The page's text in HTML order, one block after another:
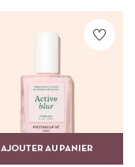
AJOUTER AU PANIER